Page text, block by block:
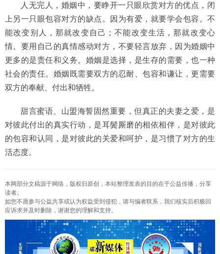
人无完人，婚姻中，要睁开一只眼欣赏对方的优点，闭
上另一只眼包容对方的缺点。因为有爱，就要学会包容。不
能改变别人，那就改变自己；不能改变生活，那就改变心
情。要用自己的真情感动对方，不要轻言放弃，因为婚姻中
更多的是责任和义务。婚姻是选择，是生存的需要，也一种
社会的责任。婚姻既需要双方的忍耐、包容和谦让，更需要
双方的奉献、付出和牺牲。
甜言蜜语、山盟海誓固然重要，但真正的夫妻之爱，是
对彼此付出的真实行动，是耳鬓厮磨的相依相伴，是对彼此
的包容和认同，是对彼此的关爱和呵护，是习惯了对方的生
活态度。
本网部分文稿源于网络，版权归原创，本站整理发表的目的在于公益传播，分享
读者。
如您不愿参与公益共享或认为权益受到侵犯，请与编者联系，我们核实后积极回
应诉求并及时删除，谢谢您的理解和支持。